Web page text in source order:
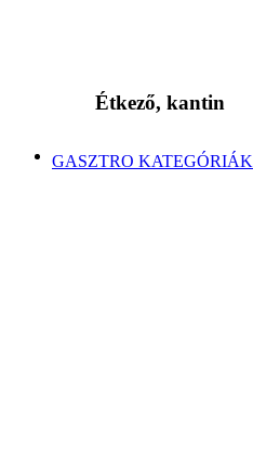
Étkező, kantin
GASZTRO KATEGÓRIÁK